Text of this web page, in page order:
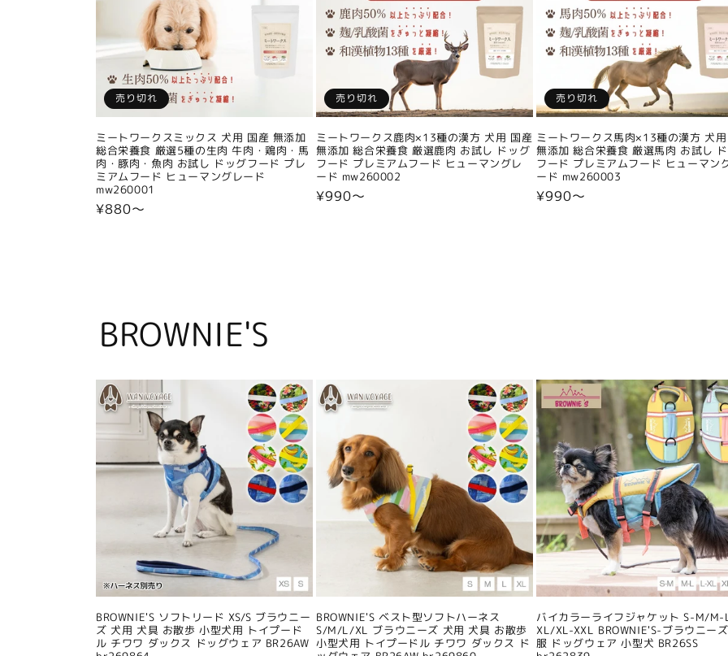
売り切れ
ミートワークスミックス 犬用 国産 無添加
総合栄養食 厳選5種の生肉 牛肉・鶏肉・馬
肉・豚肉・魚肉 お試し ドッグフード プレ
ミアムフード ヒューマングレード
mw260001
通
¥880〜
売り切れ
ミートワークス鹿肉×13種の漢方 犬用 国産
無添加 総合栄養食 厳選鹿肉 お試し ドッグ
フード プレミアムフード ヒューマングレ
ード mw260002
通
¥990〜
売り切れ
ミートワークス馬肉×13種の漢方 犬
無添加 総合栄養食 厳選馬肉 お試し
フード プレミアムフード ヒューマン
ード mw260003
通
¥990〜
BROWNIE'S
BROWNIE'S ソフトリード XS/S ブラウニー
ズ 犬用 犬具 お散歩 小型犬用 トイプード
ル チワワ ダックス ドッグウェア BR26AW
BROWNIE'S ベスト型ソフトハーネス
S/M/L/XL ブラウニーズ 犬用 犬具 お散歩
小型犬用 トイプードル チワワ ダックス ド
バイカラーライフジャケット S-M/
XL/XL-XXL BROWNIE'S-ブラウニー
服 ドッグウェア 小型犬 BR26SS